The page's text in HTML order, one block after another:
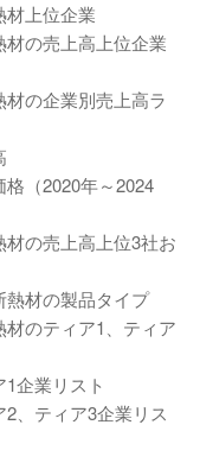
材上位企業
材の売上高上位企業
材の企業別売上高ラ
（2020年～2024
材の売上高上位3社お
熱材の製品タイプ
材のティア1、ティア
企業リスト
ティア3企業リス